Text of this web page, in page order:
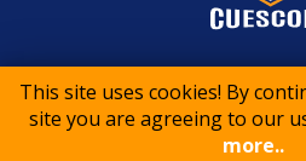
This site uses cookies! By
site you are agreeing to our
more..
© 2015-2026
Privacy policy